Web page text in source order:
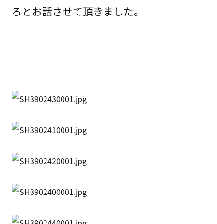
ろとお話させて頂きました。